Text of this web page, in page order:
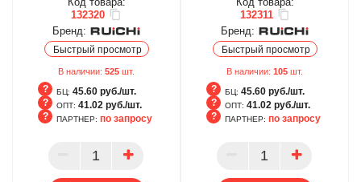
132320
Бренд:
Быстрый просмотр
В наличии: 525 шт.
БЦ: 45.60 руб./шт.
ОПТ: 41.02 руб./шт.
ПАРТНЕР
ПАРТНЕР: по запросу
132311
Бренд:
Быстрый просмотр
В наличии: 105 шт.
БЦ: 45.60 руб./шт.
ОПТ: 41.02 руб./шт.
ПАРТНЕР
ПАРТНЕР: по запросу